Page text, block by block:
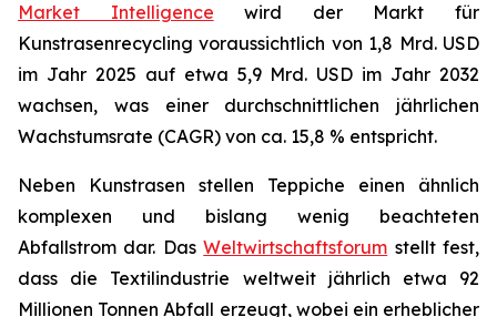
Market Intelligence wird der Markt für
Kunstrasenrecycling voraussichtlich von 1,8 Mrd. USD
im Jahr 2025 auf etwa 5,9 Mrd. USD im Jahr 2032
wachsen, was einer durchschnittlichen jährlichen
Wachstumsrate (CAGR) von ca. 15,8 % entspricht.
Neben Kunstrasen stellen Teppiche einen ähnlich
komplexen und bislang wenig beachteten
Abfallstrom dar. DasWeltwirtschaftsforum stellt fest,
dass die Textilindustrie weltweit jährlich etwa 92
Millionen Tonnen Abfall erzeugt, wobei ein erheblicher